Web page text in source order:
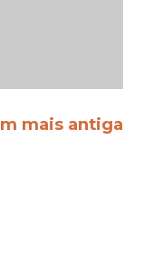
mais antiga